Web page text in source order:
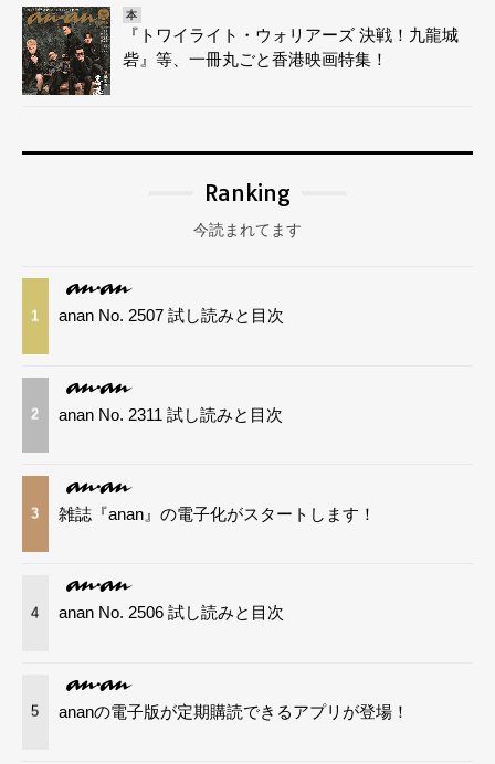
本
『トワイライト・ウォリアーズ 決戦！九龍城
砦』等、一冊丸ごと香港映画特集！
Ranking
今読まれてます
1 anan No. 2507 試し読みと目次
2 anan No. 2311 試し読みと目次
3 雑誌『anan』の電子化がスタートします！
4 anan No. 2506 試し読みと目次
5 ananの電子版が定期購読できるアプリが登場！